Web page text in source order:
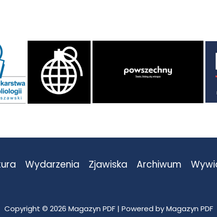
Wydarzenia Zjawiska Archiwum
Copyright © 2026 Magazyn PDF | Powered by Magazyn PDF